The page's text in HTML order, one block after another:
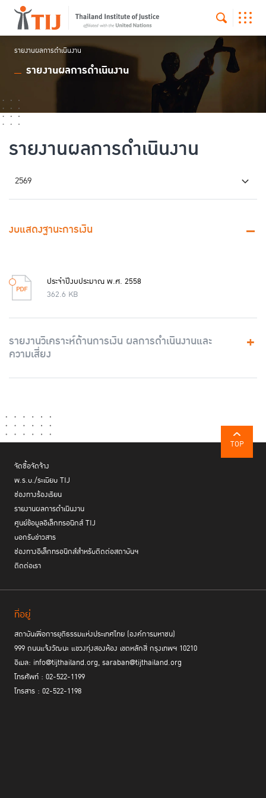
รายงานผลการดำเนินงาน
รายงานผลการดำเนินงาน
รายงานผลการดำเนินงาน
2569
งบแสดงฐานะการเงิน
ประจำปีงบประมาณ พ.ศ. 2558
362.6 KB
รายงานวิเคราะห์ด้านการเงิน ผลการดำเนินงานและ
ความเสี่ยง
TOP
จัดซื้อจัดจ้าง
พ.ร.บ./ระเบียบ TIJ
ช่องทางร้องเรียน
รายงานผลการดำเนินงาน
ศูนย์ข้อมูลอิเล็กทรอนิกส์ TIJ
บอกรับข่าวสาร
ช่องทางอิเล็กทรอนิกส์สำหรับติดต่อสถาบันฯ
ติดต่อเรา
ที่อยู่
สถาบันเพื่อการยุติธรรมแห่งประเทศไทย (องค์การมหาชน)
999 ถนนแจ้งวัฒนะ แขวงทุ่งสองห้อง เขตหลักสี่ กรุงเทพฯ 10210
อีเมล: info@tijthailand.org, saraban@tijthailand.org
โทรศัพท์ : 02-522-1199
โทรสาร : 02-522-1198